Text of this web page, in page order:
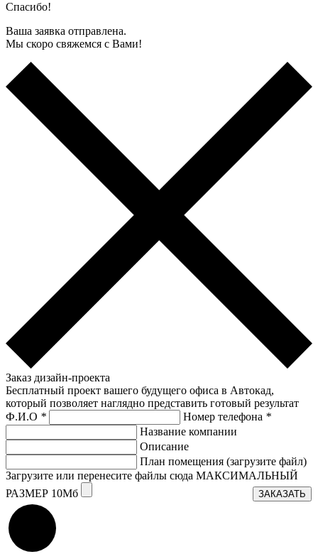
Спасибо!
Ваша заявка отправлена.
Мы скоро свяжемся с Вами!
Заказ дизайн-проекта
Бесплатный проект вашего будущего офиса в Автокад,
который позволяет наглядно представить готовый результат
Ф.И.О * Номер телефона *
Название компании
Описание
План помещения (загрузите файл)
Загрузите или перенесите файлы сюда МАКСИМАЛЬНЫЙ
РАЗМЕР 10Мб
ЗАКАЗАТЬ